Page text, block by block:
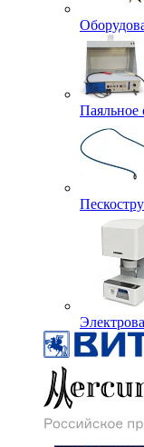
Паяльное